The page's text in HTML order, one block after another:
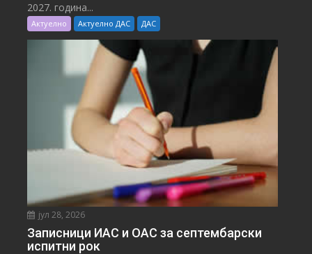
2027. година...
Актуелно Актуелно ДАС ДАС
јул 28, 2026
Записници ИАС и ОАС за септембарски
испитни рок